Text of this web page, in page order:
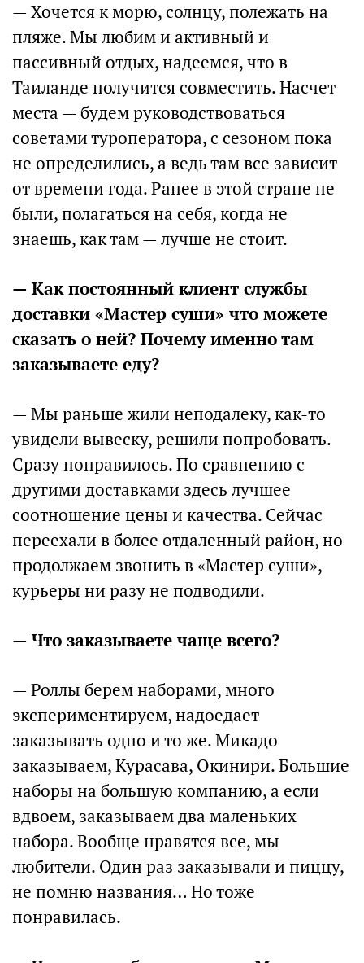
— Хочется к морю, солнцу, полежать на
пляже. Мы любим и активный и
пассивный отдых, надеемся, что в
Таиланде получится совместить. Насчет
места — будем руководствоваться
советами туроператора, с сезоном пока
не определились, а ведь там все зависит
от времени года. Ранее в этой стране не
были, полагаться на себя, когда не
знаешь, как там — лучше не стоит.
— Как постоянный клиент службы
доставки «Мастер суши» что можете
сказать о ней? Почему именно там
заказываете еду?
— Мы раньше жили неподалеку, как-то
увидели вывеску, решили попробовать.
Сразу понравилось. По сравнению с
другими доставками здесь лучшее
соотношение цены и качества. Сейчас
переехали в более отдаленный район, но
продолжаем звонить в «Мастер суши»,
курьеры ни разу не подводили.
— Что заказываете чаще всего?
— Роллы берем наборами, много
экспериментируем, надоедает
заказывать одно и то же. Микадо
заказываем, Курасава, Окинири. Большие
наборы на большую компанию, а если
вдвоем, заказываем два маленьких
набора. Вообще нравятся все, мы
любители. Один раз заказывали и пиццу,
не помню названия… Но тоже
понравилась.